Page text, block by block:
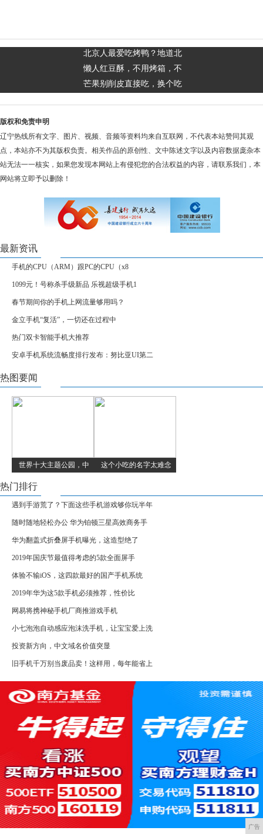
北京人最爱吃烤鸭？地道北
懒人红豆酥，不用烤箱，不
芒果别削皮直接吃，换个吃
版权和免责申明
辽宁热线所有文字、图片、视频、音频等资料均来自互联网，不代表本站赞同其观
点，本站亦不为其版权负责。相关作品的原创性、文中陈述文字以及内容数据庞杂本
站无法一一核实，如果您发现本网站上有侵犯您的合法权益的内容，请联系我们，本
网站将立即予以删除！
最新资讯
手机的CPU（ARM）跟PC的CPU（x8
1099元！号称杀手级新品 乐视超级手机1
春节期间你的手机上网流量够用吗？
金立手机“复活”，一切还在过程中
热门双卡智能手机大推荐
安卓手机系统流畅度排行发布：努比亚UI第二
热图要闻
世界十大主题公园，中 这个小吃的名字太难念
热门排行
遇到手游荒了？下面这些手机游戏够你玩半年
随时随地轻松办公 华为铂顿三星高效商务手
华为翻盖式折叠屏手机曝光，这造型绝了
2019年国庆节最值得考虑的5款全面屏手
体验不输iOS，这四款最好的国产手机系统
2019年华为这5款手机必须推荐，性价比
网易将携神秘手机厂商推游戏手机
小七泡泡自动感应泡沫洗手机，让宝宝爱上洗
投资新方向，中文域名价值突显
旧手机千万别当废品卖！这样用，每年能省上
广告